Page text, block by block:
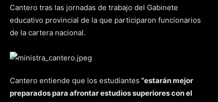
Cantero tras las jornadas de trabajo del Gabinete
educativo provincial de la que participaron funcionarios
de la cartera nacional.
Cantero entiende que los estudiantes “estarán mejor
preparados para afrontar estudios superiores con el